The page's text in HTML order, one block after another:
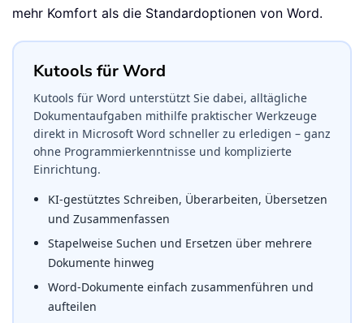
mehr Komfort als die Standardoptionen von Word.
Kutools für Word
Kutools für Word unterstützt Sie dabei, alltägliche
Dokumentaufgaben mithilfe praktischer Werkzeuge
direkt in Microsoft Word schneller zu erledigen – ganz
ohne Programmierkenntnisse und komplizierte
Einrichtung.
KI-gestütztes Schreiben, Überarbeiten, Übersetzen
und Zusammenfassen
Stapelweise Suchen und Ersetzen über mehrere
Dokumente hinweg
Word-Dokumente einfach zusammenführen und
aufteilen